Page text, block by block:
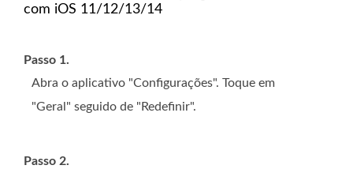
com iOS 11/12/13/14
Passo 1.
Abra o aplicativo "Configurações". Toque em
"Geral" seguido de "Redefinir".
Passo 2.